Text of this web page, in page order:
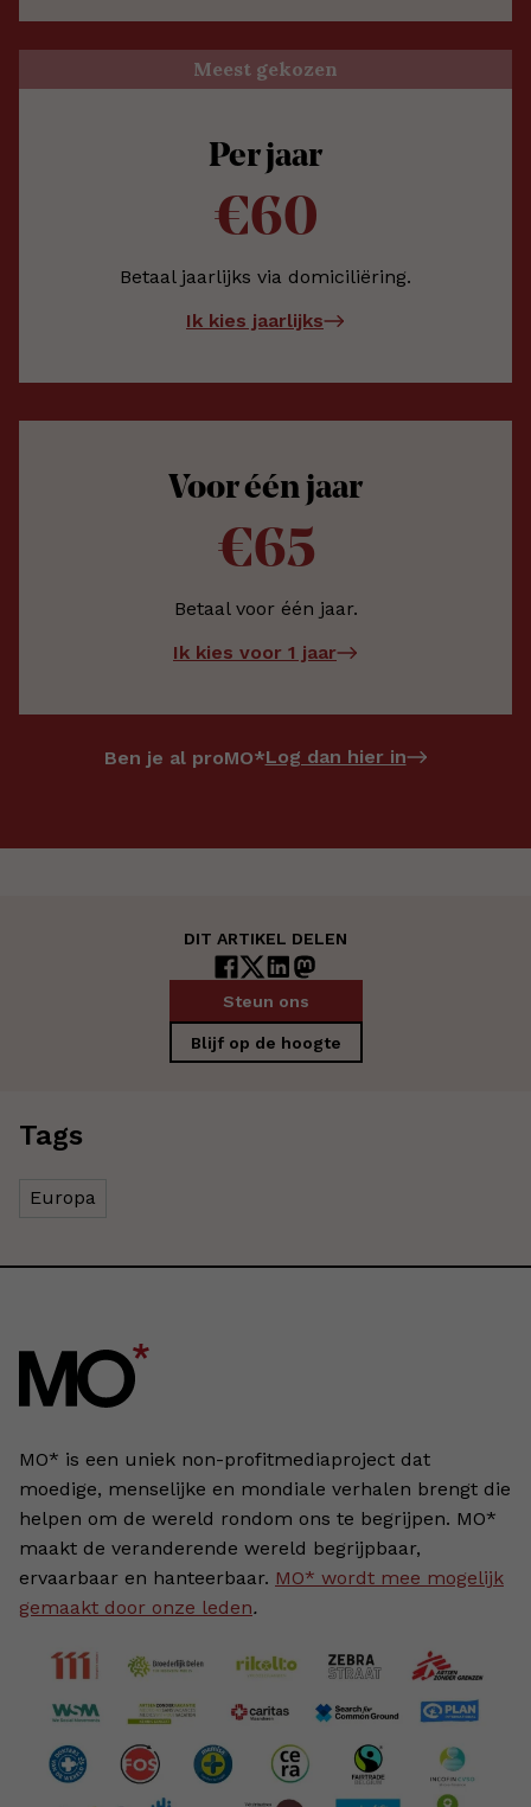
Meest gekozen
Per jaar
€60
Betaal jaarlijks via domiciliëring.
Ik kies jaarlijks
Voor één jaar
€65
Betaal voor één jaar.
Ik kies voor 1 jaar
Ben je al proMO*Log dan hier in
DIT ARTIKEL DELEN
Steun ons
Blijf op de hoogte
Tags
Europa
MO* is een uniek non-profitmediaproject dat
moedige, menselijke en mondiale verhalen brengt die
helpen om de wereld rondom ons te begrijpen. MO*
maakt de veranderende wereld begrijpbaar,
ervaarbaar en hanteerbaar. MO* wordt mee mogelijk
gemaakt door onze leden.